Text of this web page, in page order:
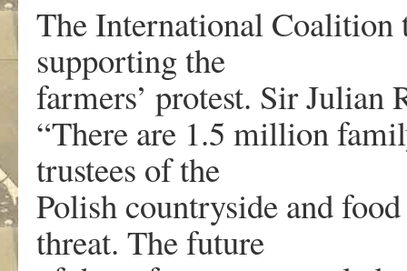
The International Coalition
supporting the
farmers’ protest. Sir Julian
“There are 1.5 million
trustees of the
Polish countryside and
threat. The future